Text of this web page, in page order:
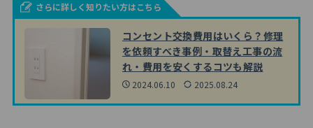
さらに詳しく知りたい方はこちら
コンセント交換費用はいくら？修理
を依頼すべき事例・取替え工事の流
れ・費用を安くするコツも解説
2024.06.10 2025.08.24